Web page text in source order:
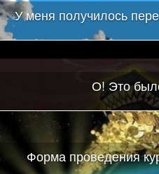
У меня получилось
О! Это
Форма проведения